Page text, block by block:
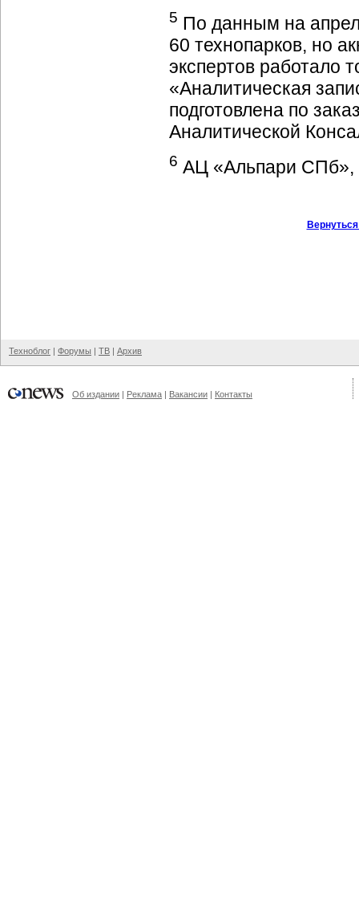
5 По данным на
60 технопарков, но
экспертов работало
«Аналитическая
подготовлена по
Аналитической
6 АЦ «Альпари СПб»,
Техноблог | Форумы | ТВ | Архив
Об издании | Реклама | Вакансии | Контакты